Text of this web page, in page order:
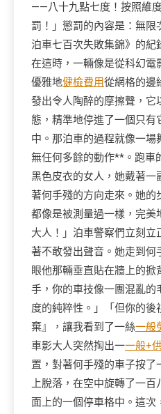
——八十九點七度！按照維
罰！」懲罰的內容是：無
泊車七百次失敗集錦》的紀
在這時，一輛像是從科幻電
優雅地健檢費用從網格的邊
發出令人陶醉的摩擦聲，它
態，精準地停進了一個只
中。那泊車的過程就像一
無任何多餘的動作**。跑車
黑色皮衣的女人，她戴著一
著何手殘的方向走來。她的
都像是被測量過一樣，完美
大人！」泊車警察們立刻
著不敢發出聲音。她走到何
眼他那輛垂直貼在牆上的
手，你的車技像一團混亂的
度的純粹性。」「但你的
棄』，讓我看到了一絲一般
車影大人突然掏出一一般+
置，對著何手殘的車子按
上脫落，在空中旋轉了一
面上的一個停車格中。這